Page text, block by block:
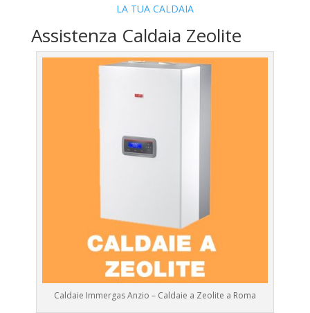
LA TUA CALDAIA
Assistenza Caldaia Zeolite
Caldaie Immergas Anzio – Caldaie a Zeolite a Roma